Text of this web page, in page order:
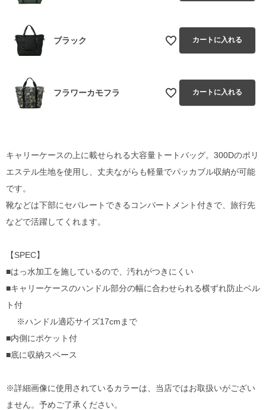
ブラック カートに入れる
フラワーカモフラ カートに入れる
キャリーケースの上に載せられる大容量トートバッグ。300Dのポリ
エステル生地を使用し、丈夫ながらも軽量でパッカブル収納が可能
です。
靴などは下部にセパレートできるコンパートメント付きで、旅行先
などで活躍してくれます。
【SPEC】
■はっ水加工を施しているので、汚れがつきにくい
■キャリーケースのハンドル部分の幅に合わせられる横ずれ防止ベル
ト付
※ハンドル適応サイズ17cmまで
■内側にポケット付
■底に収納スペース
※詳細画像に使用されているカラーは、当店ではお取扱いがござい
ません。予めご了承ください。